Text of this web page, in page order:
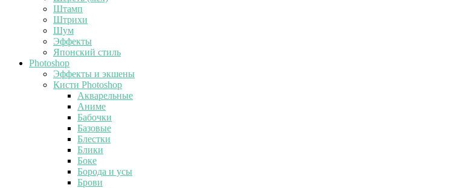
Штамп
Штрихи
Шум
Эффекты
Японский стиль
Photoshop
Эффекты и экшены
Кисти Photoshop
Акварельные
Аниме
Бабочки
Базовые
Блестки
Блики
Боке
Борода и усы
Брови